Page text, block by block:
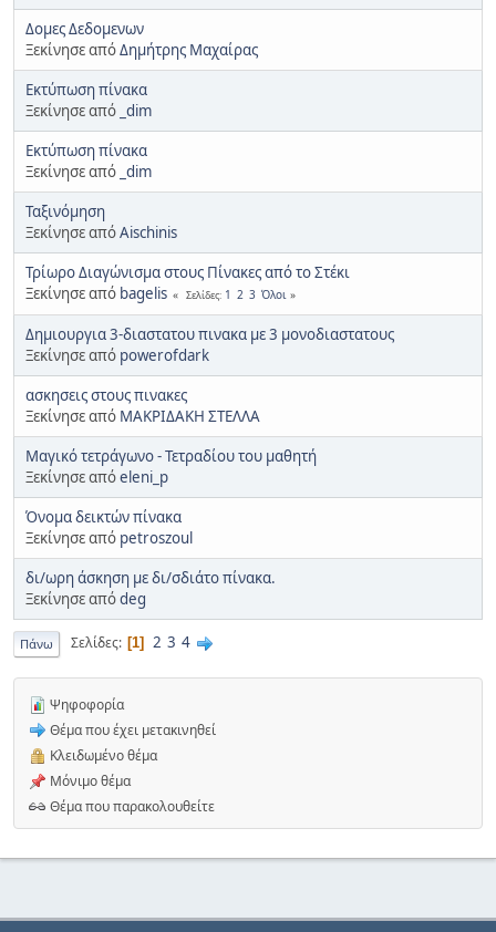
Δομες Δεδομενων
Ξεκίνησε απόΔημήτρης Μαχαίρας
Εκτύπωση πίνακα
Ξεκίνησε από _dim
Εκτύπωση πίνακα
Ξεκίνησε από _dim
Ταξινόμηση
Ξεκίνησε απόAischinis
Τρίωρο Διαγώνισμα στους Πίνακες από το Στέκι
Ξεκίνησε από bagelis Σελίδες 1 2 3 Όλοι
Δημιουργια 3-διαστατου πινακα με 3 μονοδιαστατους
Ξεκίνησε από powerofdark
ασκησεις στους πινακες
Ξεκίνησε από ΜΑΚΡΙΔΑΚΗ ΣΤΕΛΛΑ
Μαγικό τετράγωνο - Τετραδίου του μαθητή
Ξεκίνησε απόeleni_p
Όνομα δεικτών πίνακα
Ξεκίνησε από petroszoul
δι/ωρη άσκηση με δι/σδιάτο πίνακα.
Ξεκίνησε απόdeg
Πάνω Σελίδες 1 2 3 4
Ψηφοφορία
Θέμα που έχει μετακινηθεί
Κλειδωμένο θέμα
Μόνιμο θέμα
Θέμα που παρακολουθείτε